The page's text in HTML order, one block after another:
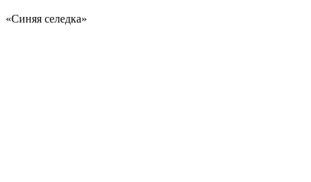
«Синяя селедка»